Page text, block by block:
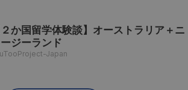
２か国留学体験談】オーストラリア＋ニ
ジーランド
Japan